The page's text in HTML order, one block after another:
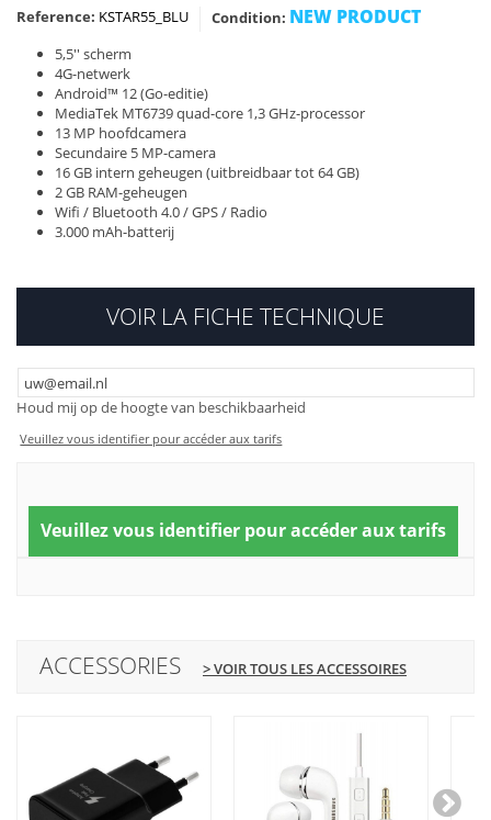
Reference: KSTAR55_BLU Condition: NEW PRODUCT
5,5'' scherm
4G-netwerk
Android™ 12 (Go-editie)
MediaTek MT6739 quad-core 1,3 GHz-processor
13 MP hoofdcamera
Secundaire 5 MP-camera
16 GB intern geheugen (uitbreidbaar tot 64 GB)
2 GB RAM-geheugen
Wifi / Bluetooth 4.0 / GPS / Radio
3.000 mAh-batterij
VOIR LA FICHE TECHNIQUE
Houd mij op de hoogte van beschikbaarheid
Veuillez vous identifier pour accéder aux tarifs
Veuillez vous identifier pour accéder aux tarifs
ACCESSORIES > VOIR TOUS LES ACCESSOIRES